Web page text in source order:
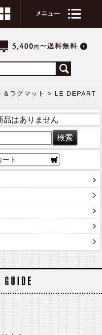
＆ラグマット > LE DEPART
品はありません
ート